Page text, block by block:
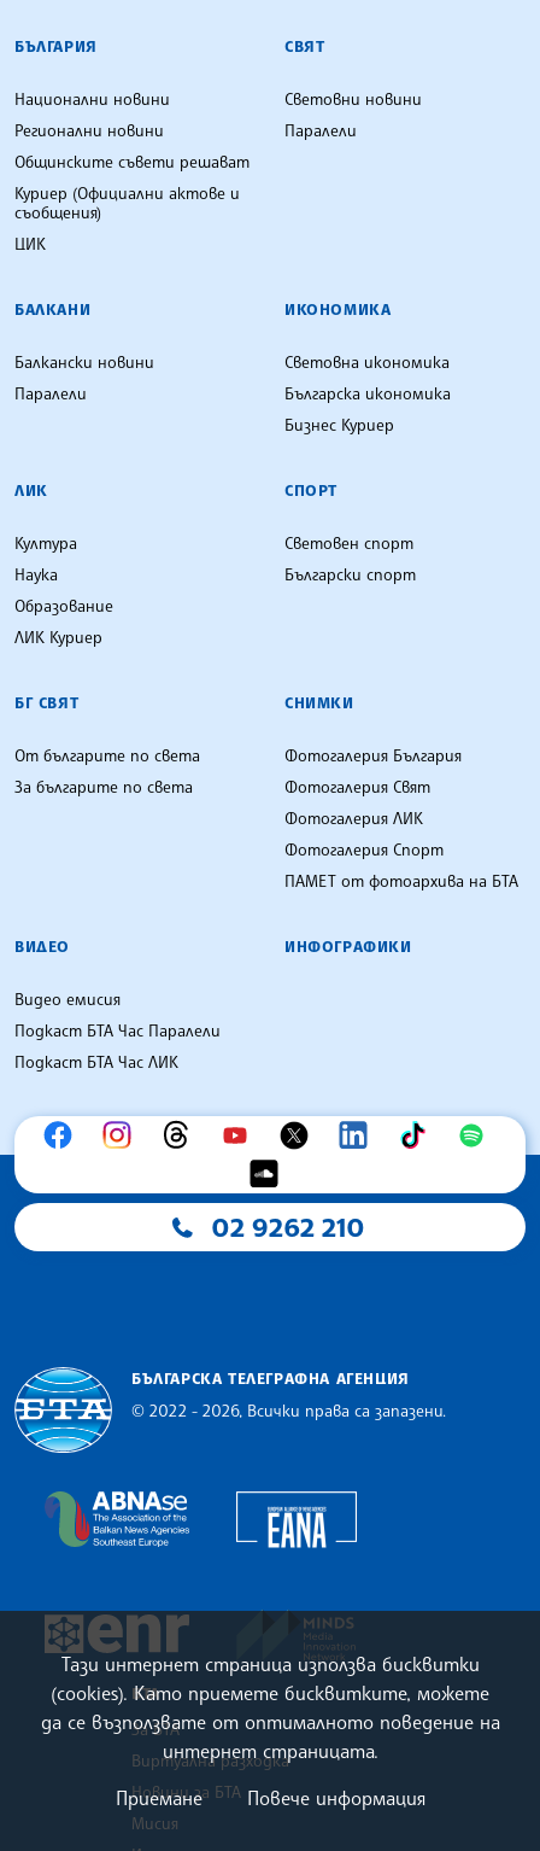
БЪЛГАРСКА ТЕЛЕГРАФНА АГЕНЦИЯ
БЪЛГАРИЯ
Национални новини
Регионални новини
Общинските съвети решават
Куриер (Официални актове и
съобщения)
ЦИК
СВЯТ
Световни новини
Паралели
БАЛКАНИ
Балкански новини
Паралели
ИКОНОМИКА
Световна икономика
Българска икономика
Бизнес Куриер
ЛИК
Култура
Наука
Образование
ЛИК Куриер
СПОРТ
Световен спорт
Български спорт
БГ СВЯТ
От българите по света
За българите по света
СНИМКИ
Фотогалерия България
Фотогалерия Свят
Фотогалерия ЛИК
Фотогалерия Спорт
ПАМЕТ от фотоархива на БТА
ВИДЕО
Видео емисия
Подкаст БТА Час Паралели
Подкаст БТА Час ЛИК
ИНФОГРАФИКИ
02 9262 210
БЪЛГАРСКА ТЕЛЕГРАФНА АГЕНЦИЯ
© 2022 - 2026, Всички права са запазени.
The Assocoation of the Balkan News Agencies
European Newsroom MINDS Media
БТА
За БТА
Виртуална разходка
Новини за БТА
Мисия
Тази интернет страница използва бисквитки
(cookies). Като приемете бисквитките, можете
да се възползвате от оптималното поведение на
интернет страницата.
Приемане
Повече информация